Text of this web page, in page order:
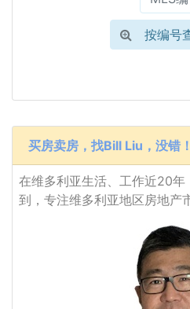
按编号
买房卖房，找Bill Liu，没错！
在维多利亚生活、工作近20年
到，专注维多利亚地区房地产